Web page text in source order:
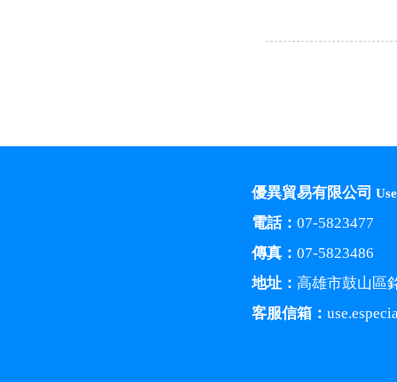
優異貿易有限公司
電話： 07-5823477
傳真： 07-5823486
地址： 高雄市鼓山區
客服信箱：